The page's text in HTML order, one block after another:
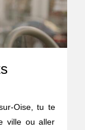
Oise, tu te
ville ou aller